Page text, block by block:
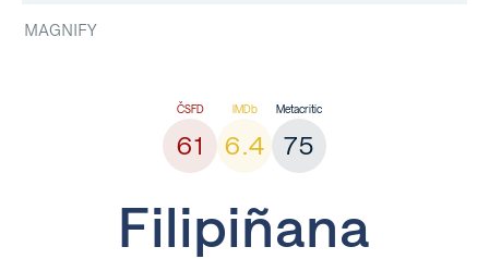
MAGNIFY
61 6.4 75
Filipiñana